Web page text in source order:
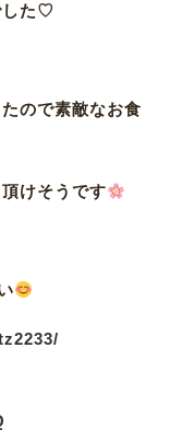
した♡
ので素敵なお食
けそうです